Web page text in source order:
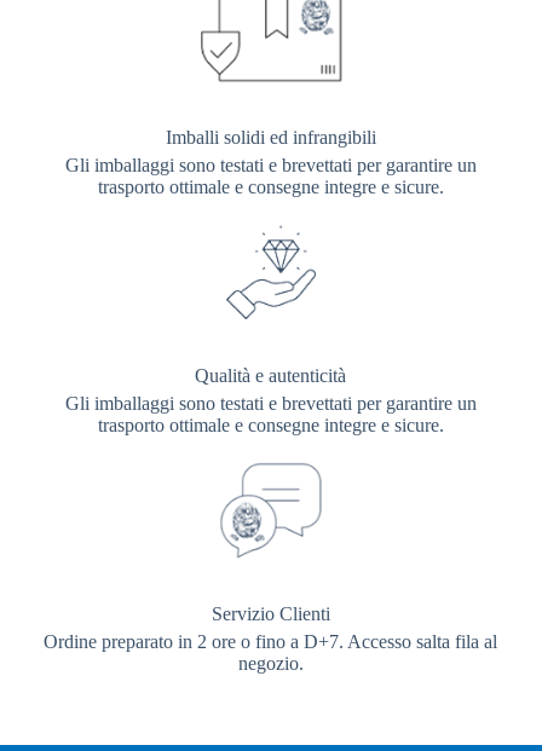
Imballi solidi ed infrangibili
Gli imballaggi sono testati e brevettati per garantire un
trasporto ottimale e consegne integre e sicure.
Qualità e autenticità
Gli imballaggi sono testati e brevettati per garantire un
trasporto ottimale e consegne integre e sicure.
Servizio Clienti
Ordine preparato in 2 ore o fino a D+7. Accesso salta fila al
negozio.